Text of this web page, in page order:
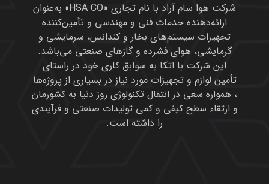
شرکت هوا سام آراد با نام تجاری «HSA CO» به‌عنوان
ارائه‌دهنده خدمات فنی و مهندسی و تأمین‌کننده
تجهیزات سیستم‌های بخار و کندانس، سرمایشی و
گرمایشی، هوای فشرده و گازهای صنعتی می‌باشد.
این شرکت با اتکا به سوابق کاری خود در راستای
تأمین لوازم و تجهیزات مورد نیاز در بسیاری از پروژه‌ها
، همواره سعی در انتقال تکنولوژی روز دنیا به کشورمان
و ارتقاء سطح کیفی و کمی تولیدات صنعتی و فرآیندی
را داشته است.